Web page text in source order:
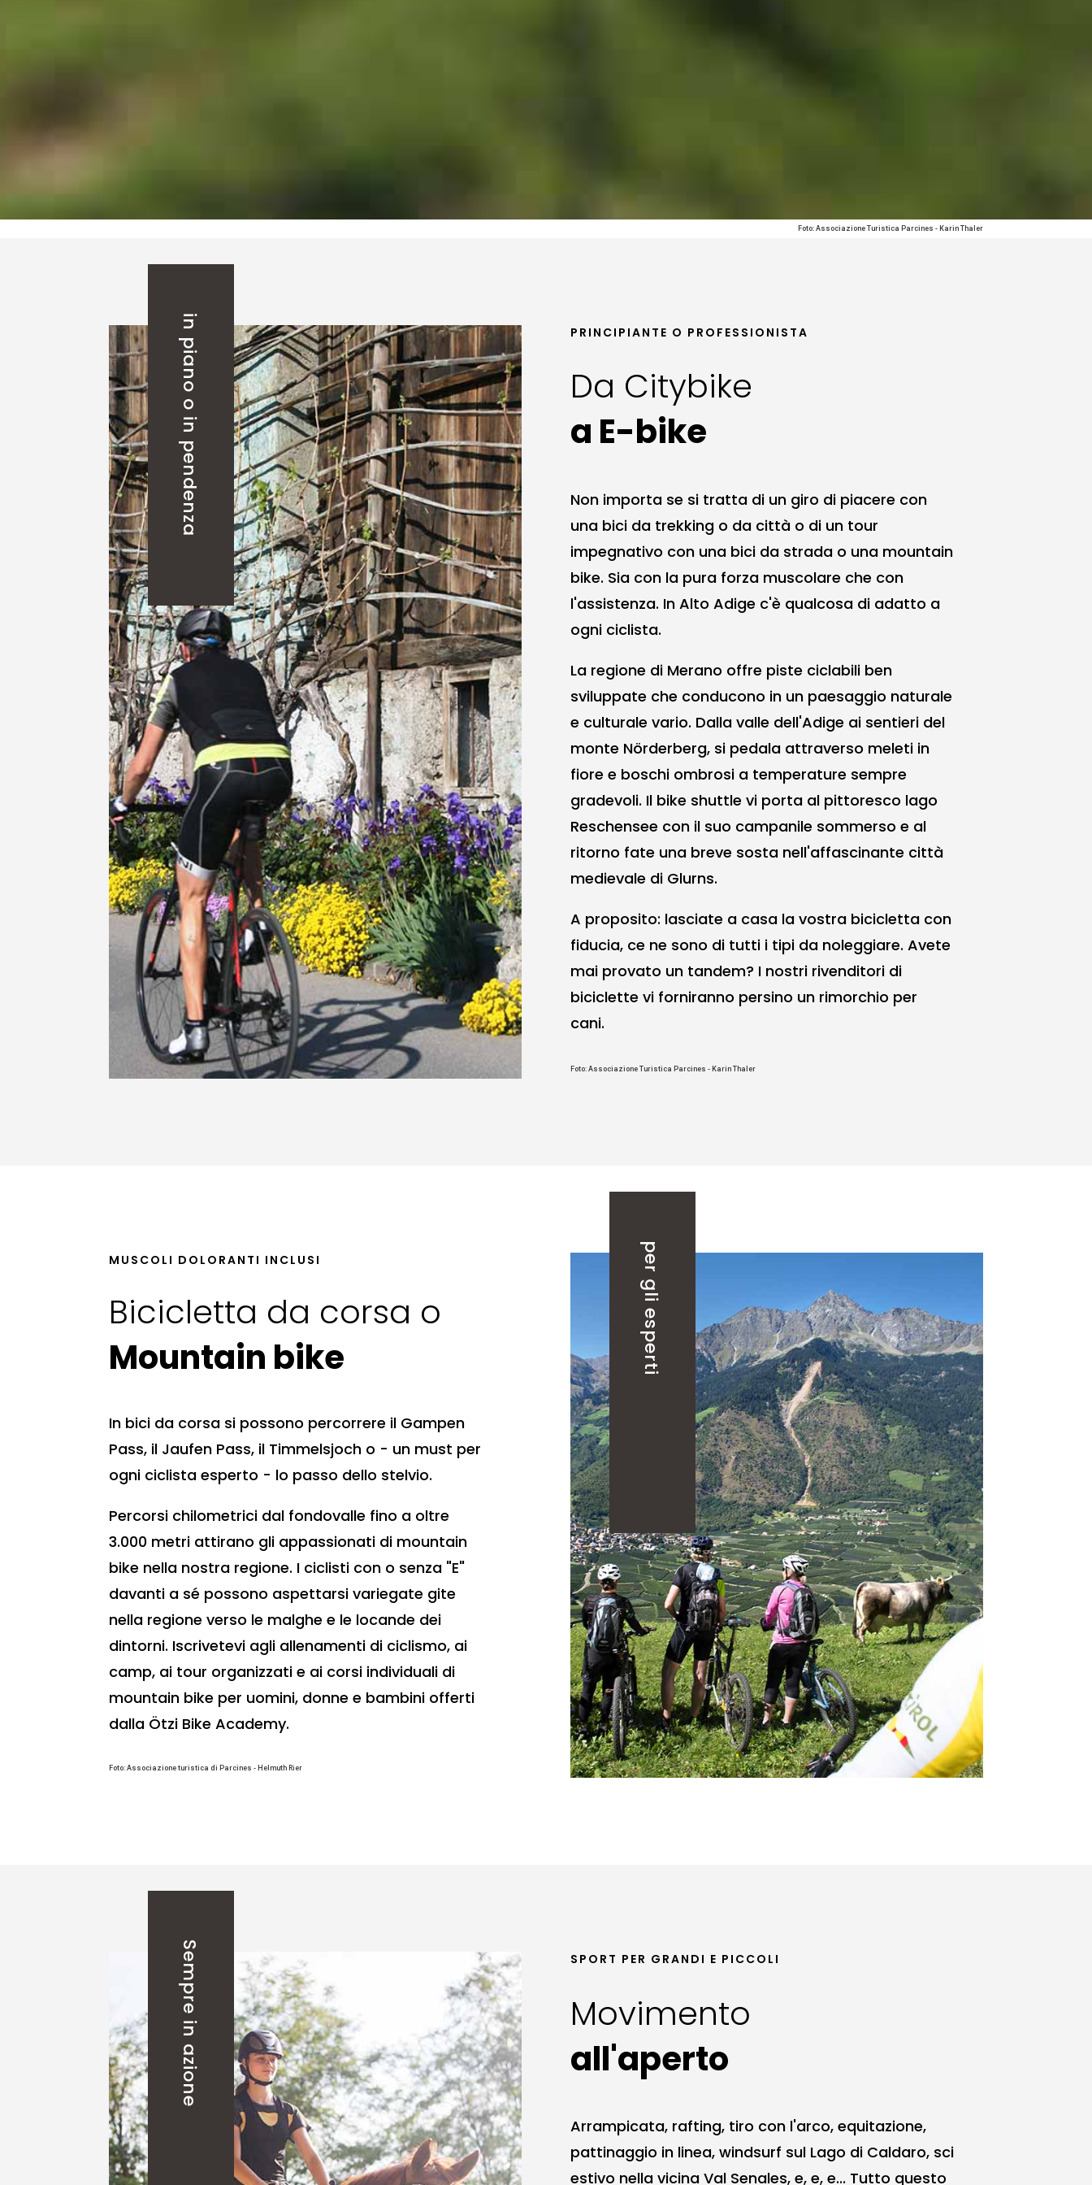
Foto: Associazione Turistica Parcines - Karin Thaler
in piano o in pendenza PRINCIPIANTE O PROFESSIONISTA
Da Citybike
a E-bike
Non importa se si tratta di un giro di piacere con
una bici da trekking o da città o di un tour
impegnativo con una bici da strada o una mountain
bike. Sia con la pura forza muscolare che con
l'assistenza. In Alto Adige c'è qualcosa di adatto a
ogni ciclista.
La regione di Merano offre piste ciclabili ben
sviluppate che conducono in un paesaggio naturale
e culturale vario. Dalla valle dell'Adige ai sentieri del
monte Nörderberg, si pedala attraverso meleti in
fiore e boschi ombrosi a temperature sempre
gradevoli. Il bike shuttle vi porta al pittoresco lago
Reschensee con il suo campanile sommerso e al
ritorno fate una breve sosta nell'affascinante città
medievale di Glurns.
A proposito: lasciate a casa la vostra bicicletta con
fiducia, ce ne sono di tutti i tipi da noleggiare. Avete
mai provato un tandem? I nostri rivenditori di
biciclette vi forniranno persino un rimorchio per
cani.
Foto: Associazione Turistica Parcines - Karin Thaler
MUSCOLI DOLORANTI INCLUSI
Bicicletta da corsa o
Mountain bike
In bici da corsa si possono percorrere il Gampen
Pass, il Jaufen Pass, il Timmelsjoch o - un must per
ogni ciclista esperto - lo passo dello stelvio.
Percorsi chilometrici dal fondovalle fino a oltre
3.000 metri attirano gli appassionati di mountain
bike nella nostra regione. I ciclisti con o senza "E"
davanti a sé possono aspettarsi variegate gite
nella regione verso le malghe e le locande dei
dintorni. Iscrivetevi agli allenamenti di ciclismo, ai
camp, ai tour organizzati e ai corsi individuali di
mountain bike per uomini, donne e bambini offerti
dalla Ötzi Bike Academy.
Foto: Associazione turistica di Parcines - Helmuth Rier
per gli esperti
Sempre in azione SPORT PER GRANDI E PICCOLI
Movimento
all'aperto
Arrampicata, rafting, tiro con l'arco, equitazione,
pattinaggio in linea, windsurf sul Lago di Caldaro, sci
estivo nella vicina Val Senales, e, e, e... Tutto questo